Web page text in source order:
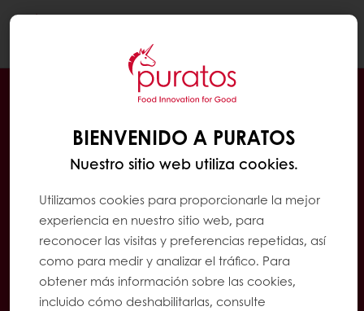
BIENVENIDO A PURATOS
Nuestro sitio web utiliza cookies.
Utilizamos cookies para proporcionarle la mejor
experiencia en nuestro sitio web, para
reconocer las visitas y preferencias repetidas, así
como para medir y analizar el tráfico. Para
obtener más información sobre las cookies,
incluido cómo deshabilitarlas, consulte